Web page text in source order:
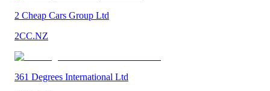
2 Cheap Cars Group Ltd
2CC.NZ
361 Degrees International Ltd